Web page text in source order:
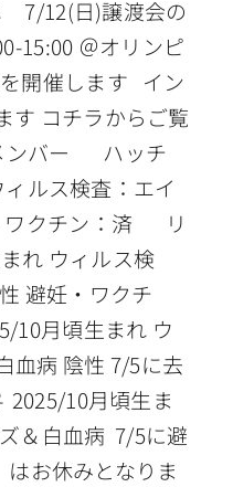
7/12(日)譲渡会の
15:00 ＠オリンピ
開催します イン
す コチラからご覧
ンバー ハッチ
ルス検査：エイ
ワクチン：済 リ
れ ウィルス検
避妊・ワクチ
月頃生まれ ウ
血病 陰性 7/5に去
10月頃生ま
＆白血病 7/5に避
お休みとなりま